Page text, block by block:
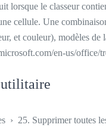
lorsque le classeur
cellule. Une
et couleur), modèles
en-us/
› 25. Supprimer toutes